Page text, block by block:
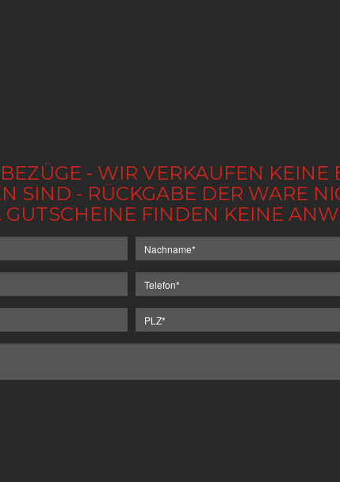
- WIR VERKAUFEN KEINE
SIND - RÜCKGABE DER WARE
FINDEN KEINE